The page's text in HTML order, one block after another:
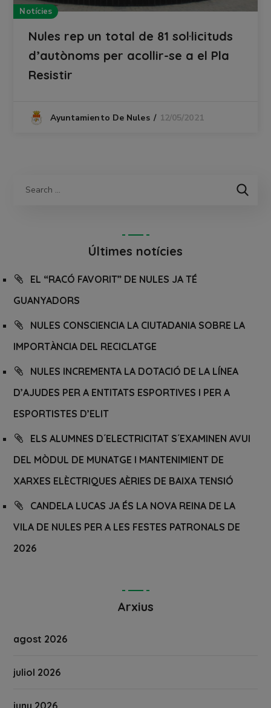
Notícies
Nules rep un total de 81 sol·licituds
d’autònoms per acollir-se a el Pla
Resistir
Ayuntamiento De Nules 12/05/2021
Últimes notícies
EL “RACÓ FAVORIT” DE NULES JA TÉ
GUANYADORS
NULES CONSCIENCIA LA CIUTADANIA SOBRE LA
IMPORTÀNCIA DEL RECICLATGE
NULES INCREMENTA LA DOTACIÓ DE LA LÍNEA
D’AJUDES PER A ENTITATS ESPORTIVES I PER A
ESPORTISTES D’ELIT
ELS ALUMNES D´ELECTRICITAT S´EXAMINEN AVUI
DEL MÒDUL DE MUNATGE I MANTENIMIENT DE
XARXES ELÈCTRIQUES AÈRIES DE BAIXA TENSIÓ
CANDELA LUCAS JA ÉS LA NOVA REINA DE LA
VILA DE NULES PER A LES FESTES PATRONALS DE
2026
Arxius
agost 2026
juliol 2026
juny 2026